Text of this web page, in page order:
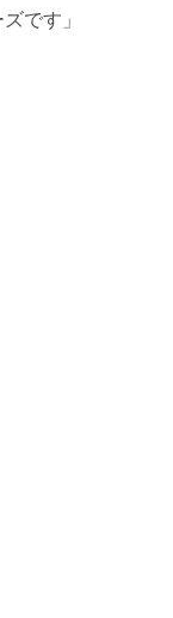
です」